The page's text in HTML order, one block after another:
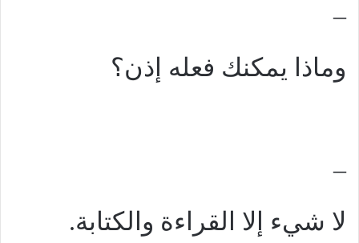
–
وماذا يمكنك فعله إذن؟
–
لا شيء إلا القراءة والكتابة.